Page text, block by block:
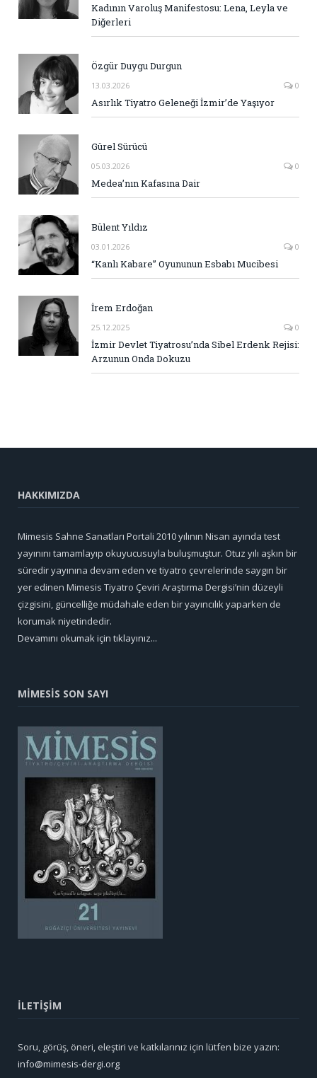
Kadının Varoluş Manifestosu: Lena, Leyla ve
Diğerleri
Özgür Duygu Durgun
13.03.2026 0
Asırlık Tiyatro Geleneği İzmir’de Yaşıyor
Gürel Sürücü
05.03.2026 0
Medea’nın Kafasına Dair
Bülent Yıldız
03.01.2026 0
“Kanlı Kabare” Oyununun Esbabı Mucibesi
İrem Erdoğan
25.12.2025 0
İzmir Devlet Tiyatrosu’nda Sibel Erdenk Rejisi:
Arzunun Onda Dokuzu
HAKKIMIZDA
Mimesis Sahne Sanatları Portali 2010 yılının Nisan ayında test
yayınını tamamlayıp okuyucusuyla buluşmuştur. Otuz yılı aşkın bir
süredir yayınına devam eden ve tiyatro çevrelerinde saygın bir
yer edinen Mimesis Tiyatro Çeviri Araştırma Dergisi’nin düzeyli
çizgisini, güncelliğe müdahale eden bir yayıncılık yaparken de
korumak niyetindedir.
Devamını okumak için tıklayınız...
MİMESİS SON SAYI
İLETİŞİM
Soru, görüş, öneri, eleştiri ve katkılarınız için lütfen bize yazın:
info@mimesis-dergi.org